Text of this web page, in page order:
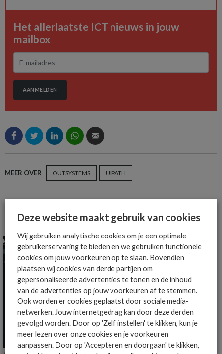
Het allerlaatste ICT nieuws in jouw
mailbox
AANMELDEN
MEER OVER OUTSYSTEMS UIPATH
MEER ALGEMEEN IT NIEUWS NIEUWS
Deze website maakt gebruik van cookies
Wij gebruiken analytische cookies om je een optimale
gebruikerservaring te bieden en we gebruiken functionele
cookies om jouw voorkeuren op te slaan. Bovendien
plaatsen wij cookies van derde partijen om
gepersonaliseerde advertenties te tonen en de inhoud
van de advertenties op jouw voorkeuren af te stemmen.
Ook worden er cookies geplaatst door sociale media-
netwerken. Jouw internetgedrag kan door deze derden
gevolgd worden. Door op 'Zelf instellen' te klikken, kun je
meer lezen over onze cookies en je voorkeuren
aanpassen. Door op 'Accepteren en doorgaan' te klikken,